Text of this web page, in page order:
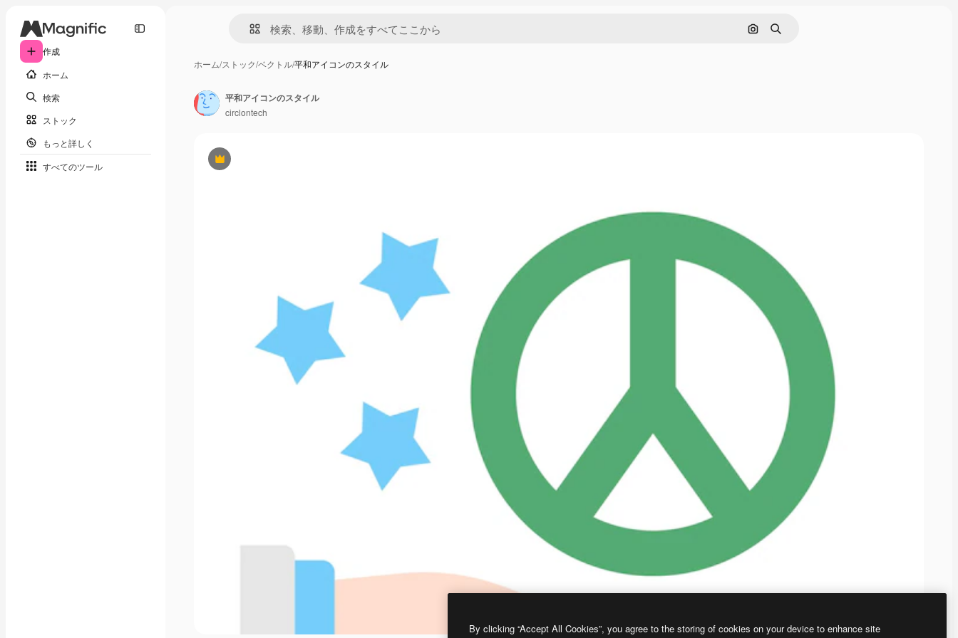
作成
ホーム
検索
ストック
もっと詳しく
すべてのツール
画像で検索
検索
ホーム/ストック/ベクトル/平和アイコンのスタイル
Premium
平和アイコンのスタイル
circlontech
By clicking “Accept All Cookies”, you agree to the storing of cookies on your device to enhance site